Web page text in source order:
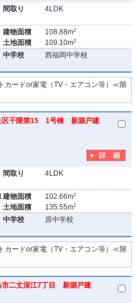
間取り 4LDK
建物面積
土地面積
108.88m2
109.10m2
中学校 西福岡中学校
カードor家電（TV・エアコン等）≪限
区干隈第15 1号棟 新築戸建
間取り 4LDK
建物面積
土地面積
102.66m2
135.55m2
中学校 原中学校
カードor家電（TV・エアコン等）≪限
市二丈深江7丁目 新築戸建